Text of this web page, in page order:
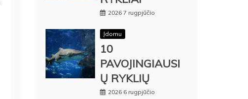
2026 7 rugpjūčio
Įdomu
10
PAVOJINGIAUSI
Ų RYKLIŲ
2026 6 rugpjūčio